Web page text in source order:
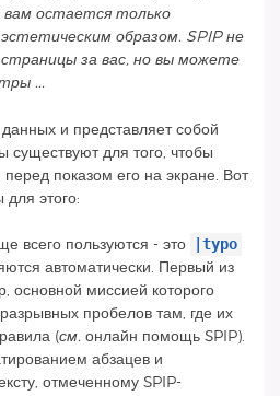
вам остается только
образом. SPIP не
за вас, но вы можете
...
и представляет собой
существуют для того, чтобы
показом его на экране. Вот
этого:
всего пользуются - это |typo
автоматически. Первый из
основной миссией которого
пробелов там, где их
(см.онлайн помощь SPIP).
абзацев и
отмеченному SPIP-